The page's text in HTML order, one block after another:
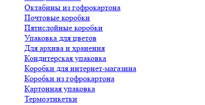
Октабины из гофрокартона
Почтовые коробки
Пятислойные коробки
Упаковка для цветов
Для архива и хранения
Кондитерская упаковка
Коробки для интернет-магазина
Коробки из гофрокартона
Картонная упаковка
Термоэтикетки